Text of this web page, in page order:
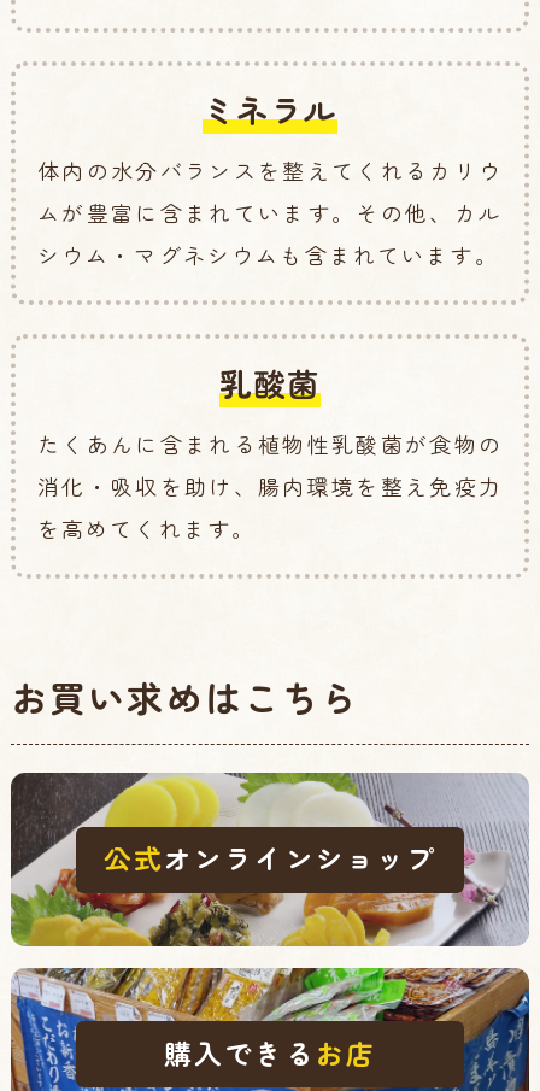
ミネラル
体内の水分バランスを整えてくれるカリウ
ムが豊富に含まれています。その他、カル
シウム・マグネシウムも含まれています。
乳酸菌
たくあんに含まれる植物性乳酸菌が食物の
消化・吸収を助け、腸内環境を整え免疫力
を高めてくれます。
お買い求めはこちら
公式オンラインショップ
購入できる お店